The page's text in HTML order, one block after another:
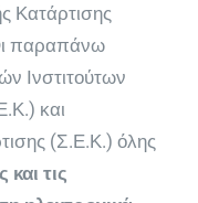
Κατάρτισης
παραπάνω
Ινστιτούτων
) και
(Σ.Ε.Κ.) όλης
και τις